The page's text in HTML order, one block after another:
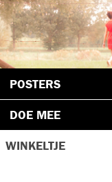
POSTERS
DOE MEE
WINKELTJE